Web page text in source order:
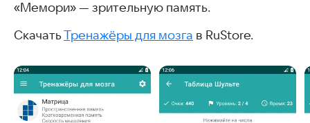
«Мемори» — зрительную память.
СкачатьТренажёры для мозга в RuStore.